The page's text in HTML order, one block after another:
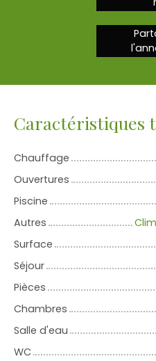
Caractéristiques
Chauffage
Ouvertures
Piscine
Autres
Surface
Séjour
Pièces
Chambres
Salle d'eau
WC